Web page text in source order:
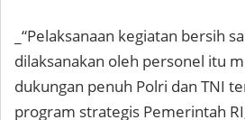
_“Pelaksanaan kegiatan bersih
dilaksanakan oleh personel itu
dukungan penuh Polri dan TNI
program strategis Pemerintah